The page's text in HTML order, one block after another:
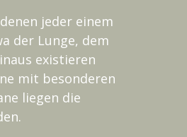
jeder einem
der Lunge, dem
existieren
mit besonderen
liegen die